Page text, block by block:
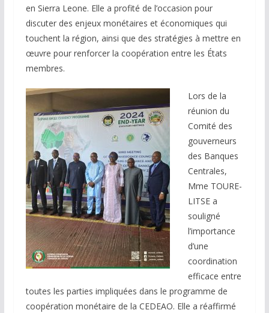
en Sierra Leone. Elle a profité de l’occasion pour
discuter des enjeux monétaires et économiques qui
touchent la région, ainsi que des stratégies à mettre en
œuvre pour renforcer la coopération entre les États
membres.
Lors de la
réunion du
Comité des
gouverneurs
des Banques
Centrales,
Mme TOURE-
LITSE a
souligné
l’importance
d’une
coordination
efficace entre
toutes les parties impliquées dans le programme de
coopération monétaire de la CEDEAO. Elle a réaffirmé